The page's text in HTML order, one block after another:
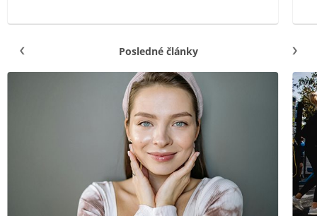
Posledné články